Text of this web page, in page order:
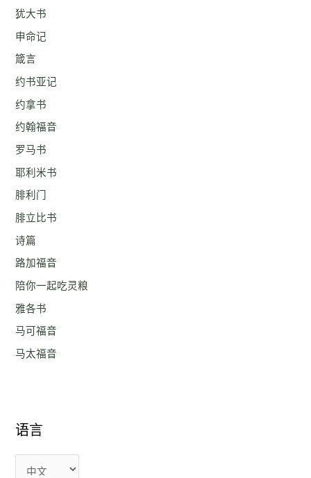
犹大书
申命记
箴言
约书亚记
约拿书
约翰福音
罗马书
耶利米书
腓利门
腓立比书
诗篇
路加福音
陪你一起吃灵粮
雅各书
马可福音
马太福音
语言